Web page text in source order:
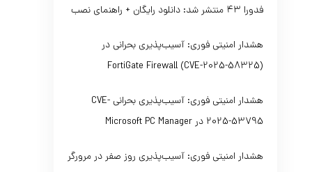
فدورا ۴۳ منتشر شد: دانلود رایگان + راهنمای نصب
هشدار امنیتی فوری: آسیب‌پذیری بحرانی در
FortiGate Firewall (CVE-2025-58325)
هشدار امنیتی فوری: آسیب‌پذیری بحرانی CVE-
2025-53795 در Microsoft PC Manager
هشدار امنیتی فوری: آسیب‌پذیری روز صفر در مرورگر